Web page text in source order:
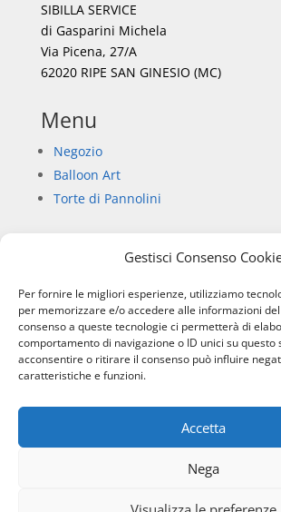
Gestisci Consenso
Per fornire le migliori esperienze, utilizziamo
per memorizzare e/o accedere alle informazioni
consenso a queste tecnologie ci permetterà di
comportamento di navigazione o ID unici su questo
acconsentire o ritirare il consenso può influire
caratteristiche e funzioni.
Accetta
Nega
SIBILLA SERVICE
di Gasparini Michela
Via Picena, 27/A
62020 RIPE SAN GINESIO (MC)
Menu
Negozio
Balloon Art
Torte di Pannolini
Chi siamo
Privacy Policy
Informativa sull’uso dei cookie
Condizioni di vendita